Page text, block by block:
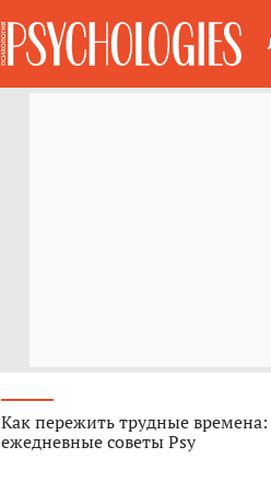
Как пережить трудные времена:
ежедневные советы Psy